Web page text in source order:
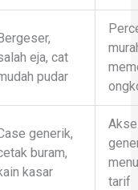
eja, cat
pudar
generik,
buram,
kasar
tarif